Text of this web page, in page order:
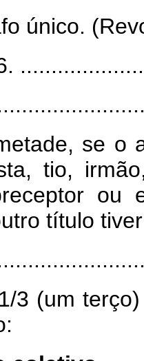
único.
se o
tio,
ou
título
3 (um